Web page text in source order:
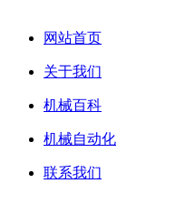
网站首页
关于我们
机械百科
机械自动化
联系我们